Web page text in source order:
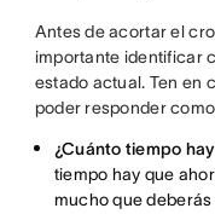
Antes de acortar el
importante identificar
estado actual. Ten en
poder responder como
¿Cuánto tiempo
tiempo hay que
mucho que